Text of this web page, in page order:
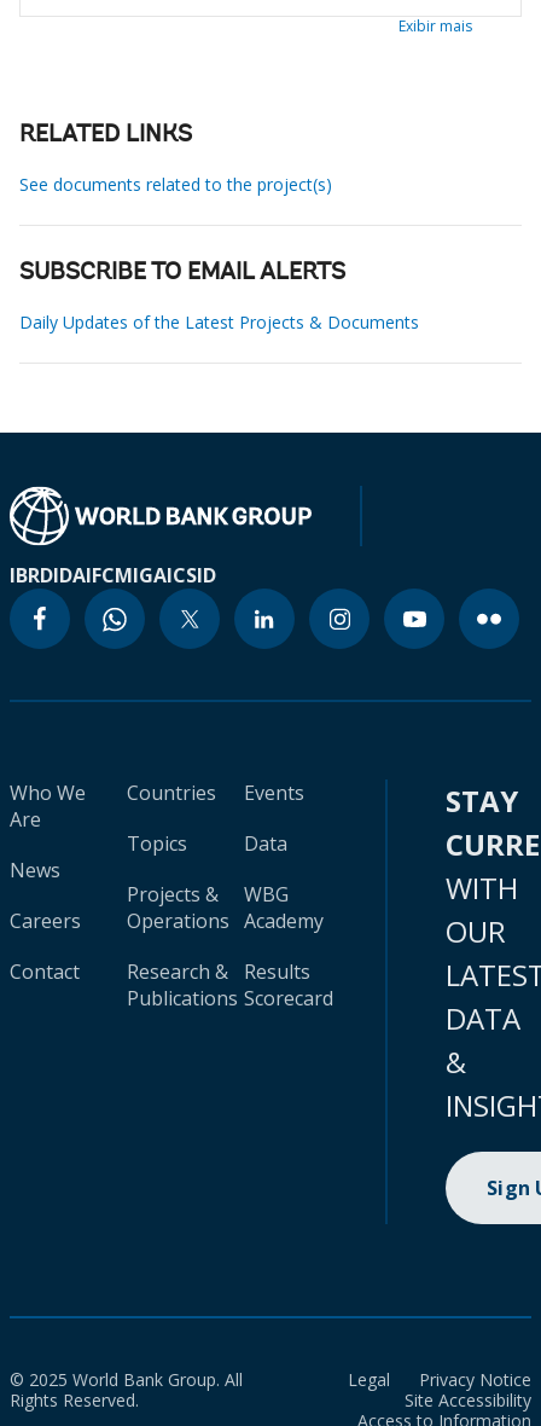
Exibir mais
RELATED LINKS
See documents related to the project(s)
SUBSCRIBE TO EMAIL ALERTS
Daily Updates of the Latest Projects & Documents
IBRDIDAIFCMIGAICSID
Who We
Are
News
Careers
Contact
Countries
Topics
Projects &
Operations
Research &
Publications
Events
Data
WBG
Academy
Results
Scorecard
STAY
WITH
OUR
DATA
&
Sign
© 2025 World Bank Group. All
Rights Reserved.
Legal
Privacy Notice
Site Accessibility
Access to Information